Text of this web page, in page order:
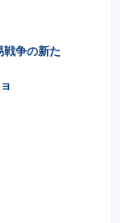
戦争の新た